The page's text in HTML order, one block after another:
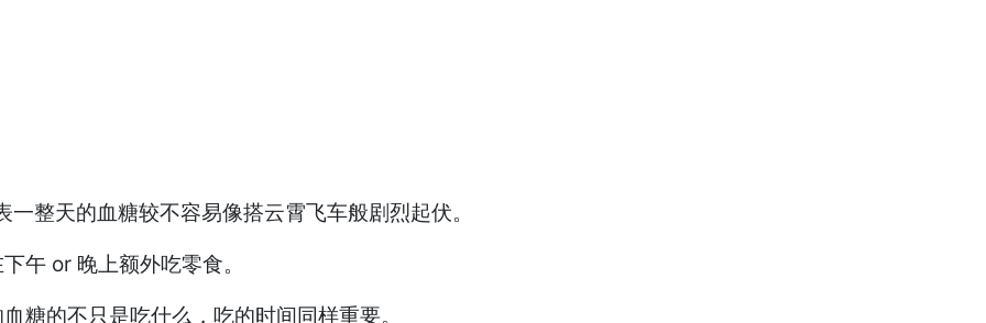
整天的血糖较不容易像搭云霄飞车般剧烈起伏。
午 or 晚上额外吃零食。
糖的不只是吃什么，吃的时间同样重要。